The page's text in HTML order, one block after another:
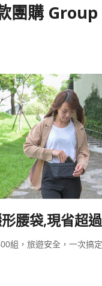
團購
腰袋,現省超
組，旅遊安全，一次搞定